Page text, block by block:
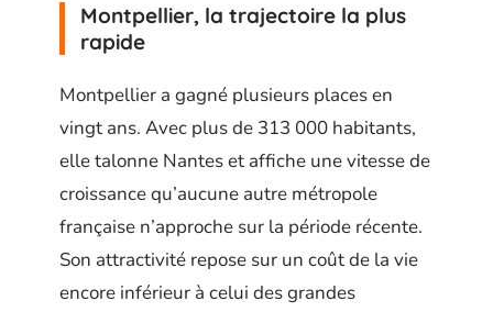
Montpellier, la trajectoire la plus
rapide
Montpellier a gagné plusieurs places en
vingt ans. Avec plus de 313 000 habitants,
elle talonne Nantes et affiche une vitesse de
croissance qu’aucune autre métropole
française n’approche sur la période récente.
Son attractivité repose sur un coût de la vie
encore inférieur à celui des grandes